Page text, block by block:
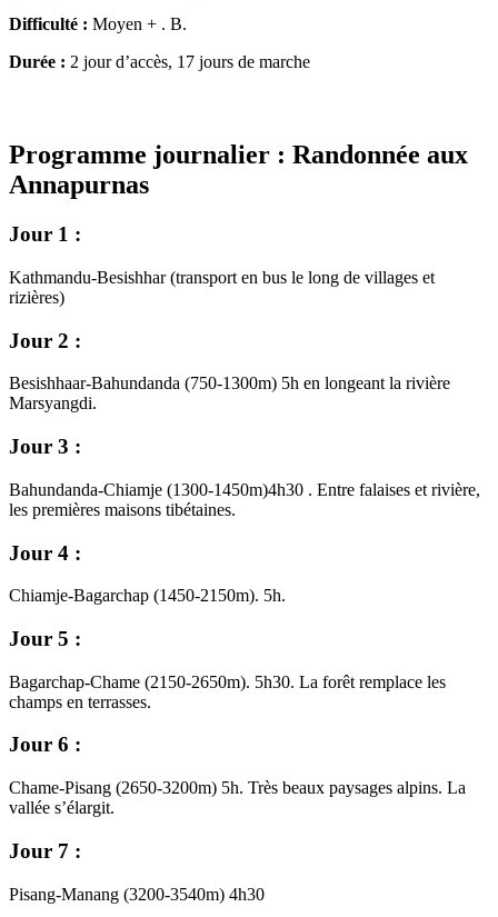
Difficulté : Moyen + . B.
Durée : 2 jour d’accès, 17 jours de marche
Programme journalier : Randonnée aux
Annapurnas
Jour 1 :
Kathmandu-Besishhar (transport en bus le long de villages et
rizières)
Jour 2 :
Besishhaar-Bahundanda (750-1300m) 5h en longeant la rivière
Marsyangdi.
Jour 3 :
Bahundanda-Chiamje (1300-1450m)4h30 . Entre falaises et rivière,
les premières maisons tibétaines.
Jour 4 :
Chiamje-Bagarchap (1450-2150m). 5h.
Jour 5 :
Bagarchap-Chame (2150-2650m). 5h30. La forêt remplace les
champs en terrasses.
Jour 6 :
Chame-Pisang (2650-3200m) 5h. Très beaux paysages alpins. La
vallée s’élargit.
Jour 7 :
Pisang-Manang (3200-3540m) 4h30